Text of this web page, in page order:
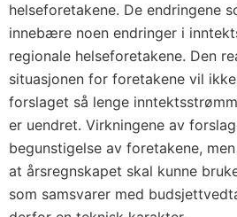
helseforetakene. De endringene
innebære noen endringer i
regionale helseforetakene. Den
situasjonen for foretakene vil
forslaget så lenge
er uendret. Virkningene av
begunstigelse av foretakene,
at årsregnskapet skal kunne
som samsvarer med